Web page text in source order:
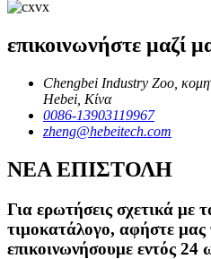
επικοινωνήστε μαζί
Chengbei Industry Zoo,
Hebei, Κίνα
0086-13903119967
zheng@hebeitech.com
ΝΕΑ ΕΠΙΣΤΟΛΗ
Για ερωτήσεις σχετικά με
τιμοκατάλογο, αφήστε
επικοινωνήσουμε εντός 24